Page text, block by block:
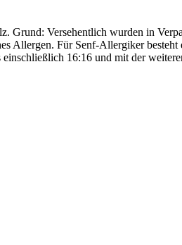
Grund: Versehentlich wurden in
Allergen. Für Senf-Allergiker
16:16 und mit der